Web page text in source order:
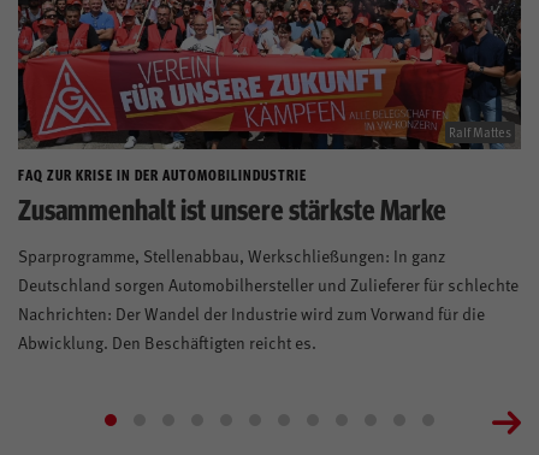
Ralf Mattes
FAQ ZUR KRISE IN DER AUTOMOBILINDUSTRIE
Zusammenhalt ist unsere stärkste Marke
Sparprogramme, Stellenabbau, Werkschließungen: In ganz
Deutschland sorgen Automobilhersteller und Zulieferer für schlechte
Nachrichten: Der Wandel der Industrie wird zum Vorwand für die
Abwicklung. Den Beschäftigten reicht es.